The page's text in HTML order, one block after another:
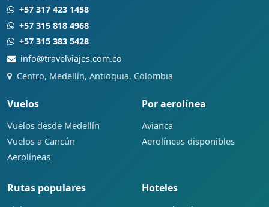
+57 317 423 1458
+57 315 818 4968
+57 315 383 5428
info@travelviajes.com.co
Centro, Medellín, Antioquia, Colombia
Vuelos
Vuelos desde Medellín
Vuelos a Cancún
Aerolíneas
Por aerolínea
Avianca
Aerolíneas disponibles
Rutas populares Hoteles